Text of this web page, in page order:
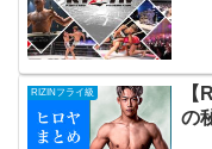
RIZINフライ級
の